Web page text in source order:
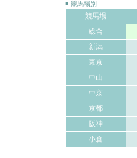
■ 競馬場別
競馬場
総合
新潟
東京
中山
中京
京都
阪神
小倉